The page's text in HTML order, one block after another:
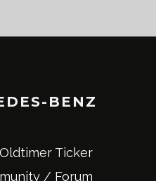
BENZ
Oldtimer Ticker
/ Forum